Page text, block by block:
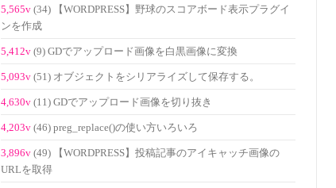
5,565v (34) 【WORDPRESS】野球のスコアボード表示プラグイ
ンを作成
5,412v (9) GDでアップロード画像を白黒画像に変換
5,093v (51) オブジェクトをシリアライズして保存する。
4,630v (11) GDでアップロード画像を切り抜き
4,203v (46) preg_replace()の使い方いろいろ
3,896v (49) 【WORDPRESS】投稿記事のアイキャッチ画像の
URLを取得